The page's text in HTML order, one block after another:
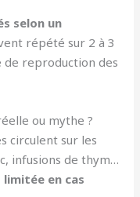
selon un
répété sur 2 à 3
de reproduction des
ou mythe ?
circulent sur les
infusions de thym…
en cas